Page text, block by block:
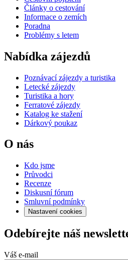
Články o cestování
Informace o zemích
Poradna
Problémy s letem
Nabídka zájezdů
Poznávací zájezdy a turistika
Letecké zájezdy
Turistika a hory
Ferratové zájezdy
Katalog ke stažení
Dárkový poukaz
O nás
Kdo jsme
Průvodci
Recenze
Diskusní fórum
Smluvní podmínky
Nastavení cookies
Odebírejte náš
Váš e-mail